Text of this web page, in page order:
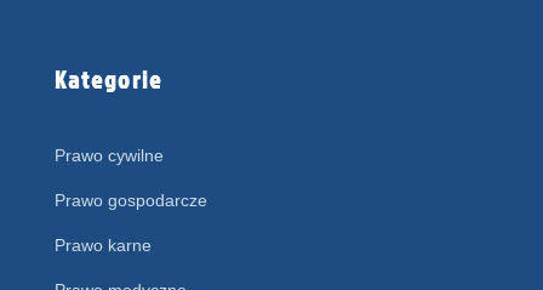
Kategorie
Prawo cywilne
Prawo gospodarcze
Prawo karne